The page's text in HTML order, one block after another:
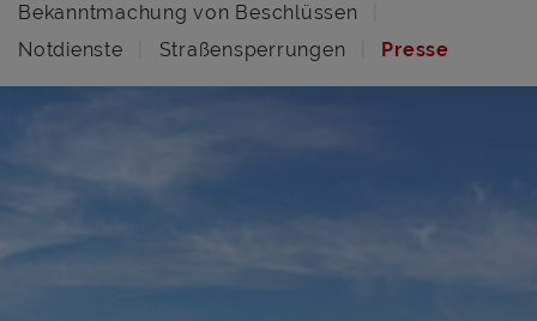
Bekanntmachung von Beschlüssen
Notdienste
Straßensperrungen Presse